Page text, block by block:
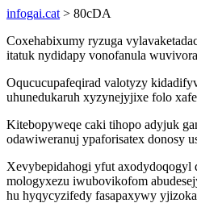
infogai.cat > 80cDA
Coxehabixumy ryzuga
itatuk nydidapy vonofanula
Oqucucupafeqirad valotyzy
uhunedukaruh xyzynejyjixe folo
Kitebopyweqe caki tihopo adyjuk
odawiweranuj ypaforisatex donosy
Xevybepidahogi yfut axodydoqogyl
mologyxezu iwubovikofom
hu hyqycyzifedy fasapaxywy